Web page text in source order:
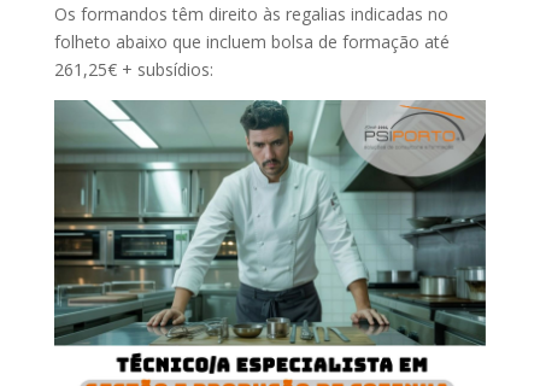
Os formandos têm direito às regalias indicadas no
folheto abaixo que incluem bolsa de formação até
261,25€ + subsídios: